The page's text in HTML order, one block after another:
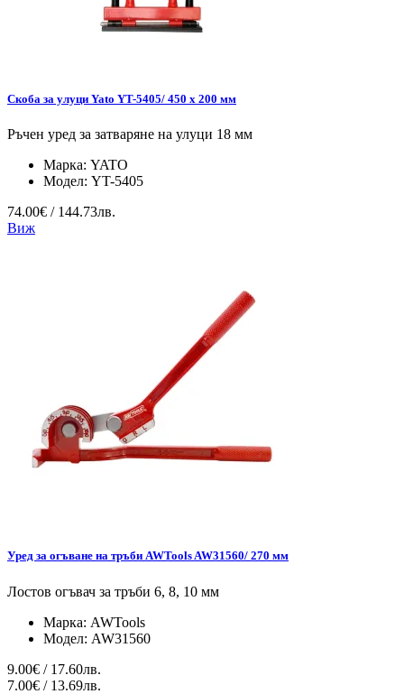
Скоба за улуци Yato YT-5405/ 450 x 200 мм
Ръчен уред за затваряне на улуци 18 мм
Марка: YATO
Модел: YT-5405
74.00€ / 144.73лв.
Виж
Уред за огъване на тръби AWTools AW31560/ 270 мм
Лостов огъвач за тръби 6, 8, 10 мм
Марка: AWTools
Модел: AW31560
9.00€ / 17.60лв.
7.00€ / 13.69лв.